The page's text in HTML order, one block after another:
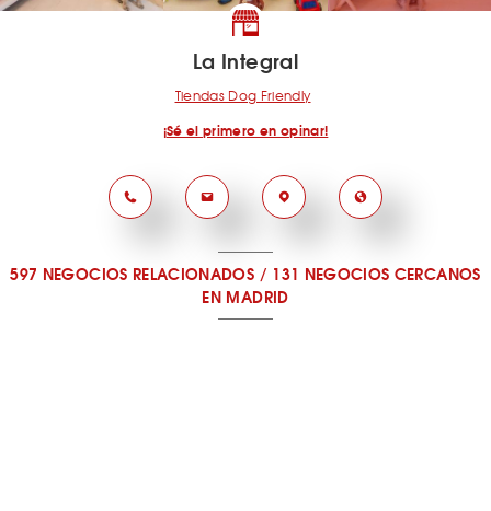
La Integral
Tiendas Dog Friendly
¡Sé el primero en opinar!
597 NEGOCIOS RELACIONADOS / 131 NEGOCIOS CERCANOS
EN MADRID